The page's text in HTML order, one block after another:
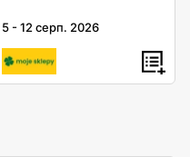
5 -12 серп. 2026